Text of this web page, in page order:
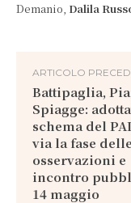
Demanio, Dalila
ARTICOLO
Battipaglia,
Spiagge:
schema del
via la fase delle
osservazioni e
incontro
14 maggio